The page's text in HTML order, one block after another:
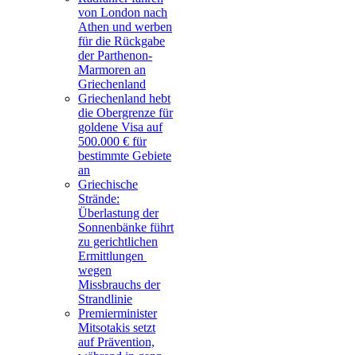
von London nach
Athen und werben
für die Rückgabe
der Parthenon-
Marmoren an
Griechenland
Griechenland hebt
die Obergrenze für
goldene Visa auf
500.000 € für
bestimmte Gebiete
an
Griechische
Strände:
Überlastung der
Sonnenbänke führt
zu gerichtlichen
Ermittlungen
wegen
Missbrauchs der
Strandlinie
Premierminister
Mitsotakis setzt
auf Prävention,